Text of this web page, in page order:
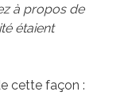
à propos de
étaient
cette façon :